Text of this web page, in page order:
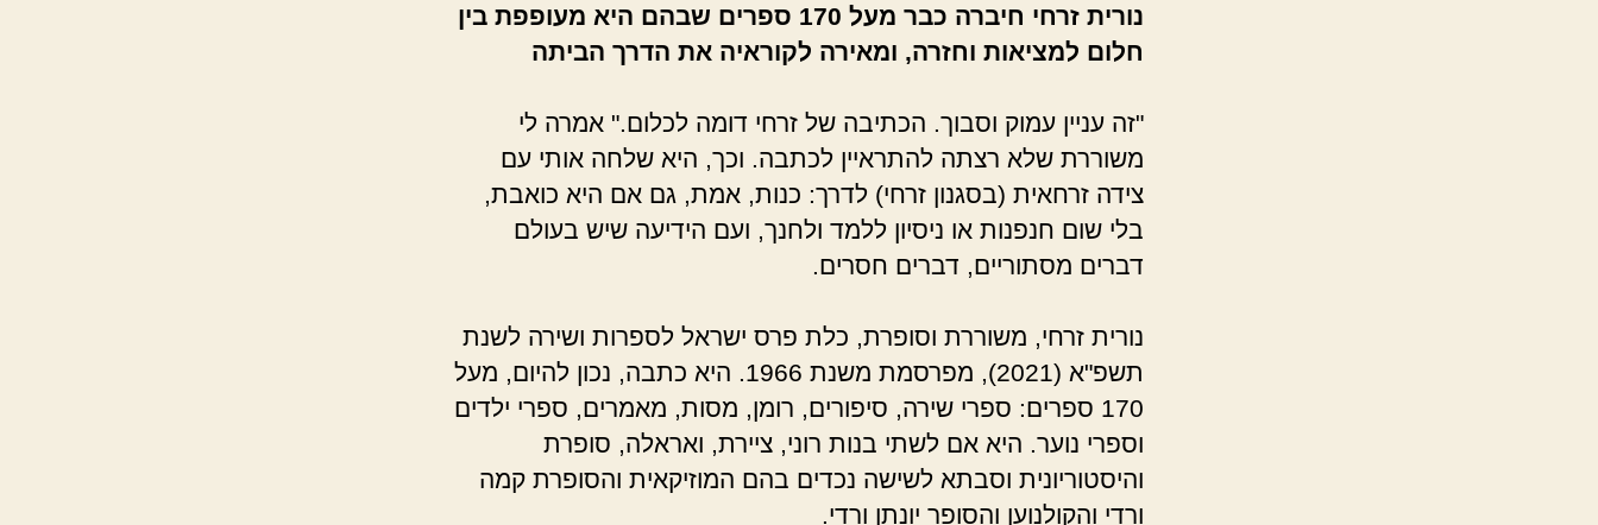
נורית זרחי חיברה כבר מעל 170 ספרים שבהם היא מעופפת בין
חלום למציאות וחזרה, ומאירה לקוראיה את הדרך הביתה
"זה עניין עמוק וסבוך. הכתיבה של זרחי דומה לכלום." אמרה לי
משוררת שלא רצתה להתראיין לכתבה. וכך, היא שלחה אותי עם
צידה זרחאית (בסגנון זרחי) לדרך: כנות, אמת, גם אם היא כואבת,
בלי שום חנפנות או ניסיון ללמד ולחנך, ועם הידיעה שיש בעולם
דברים מסתוריים, דברים חסרים.
נורית זרחי, משוררת וסופרת, כלת פרס ישראל לספרות ושירה לשנת
תשפ"א (2021), מפרסמת משנת 1966. היא כתבה, נכון להיום, מעל
170 ספרים: ספרי שירה, סיפורים, רומן, מסות, מאמרים, ספרי ילדים
וספרי נוער. היא אם לשתי בנות רוני, ציירת, ואראלה, סופרת
והיסטוריונית וסבתא לשישה נכדים בהם המוזיקאית והסופרת קמה
ורדי והקולנוען והסופר יונתן ורדי.